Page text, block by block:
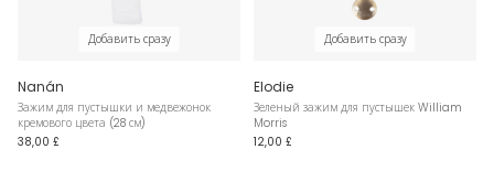
Добавить сразу
Nanán
Зажим для пустышки и медвежонок
кремового цвета (28 см)
38,00 £
Добавить сразу
Elodie
Зеленый зажим для пустышек William
Morris
12,00 £